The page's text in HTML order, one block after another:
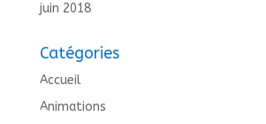
juin 2018
Catégories
Accueil
Animations